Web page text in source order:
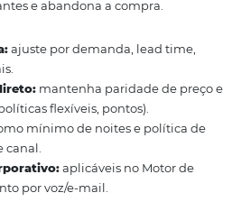
Reservas:ideal para tarifas
formais com regras de
da proposta.
resposta rápida com
contextuais.
para quem está no Motor de
concluir.